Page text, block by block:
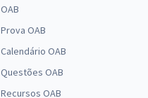
OAB
Prova OAB
Calendário OAB
Questões OAB
Recursos OAB